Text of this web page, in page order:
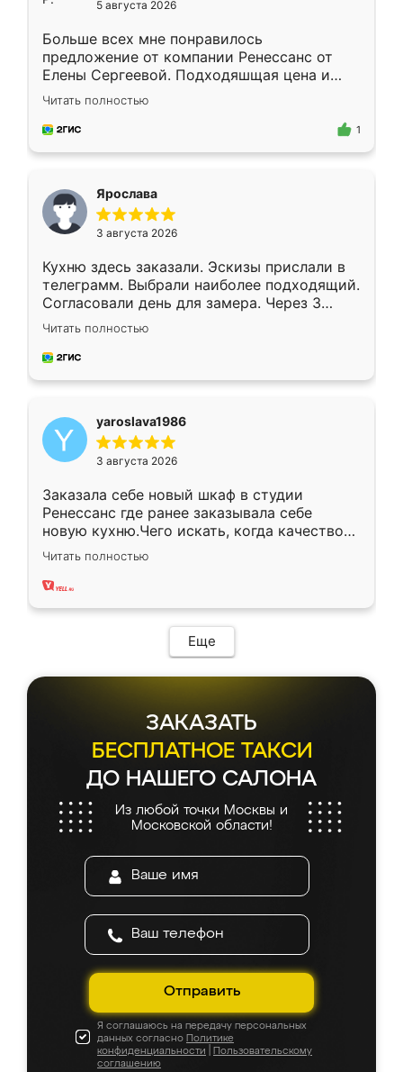
5 августа 2026
Больше всех мне понравилось
предложение от компании Ренессанс от
Елены Сергеевой. Подходяшщая цена и
короткие сроки изготовления. Приехавший
для замера сотрудник Владислав
предложил по моему эскизу самый
Читать полностью
1
Ярослава
3 августа 2026
Кухню здесь заказали. Эскизы прислали в
телеграмм. Выбрали наиболее подходящий.
Согласовали день для замера. Через 3
недели кухня была уже готова. Остались
довольны работой. Спасибо Ренессанс
мебель за качественную работу!
Читать полностью
yaroslava1986
3 августа 2026
Заказала себе новый шкаф в студии
Ренессанс где ранее заказывала себе
новую кухню.Чего искать, когда качеством
вполне довольна. Служит кухня уже почти
два года, нареканий нет.
Читать полностью
Еще
ЗАКАЗАТЬ
БЕСПЛАТНОЕ ТАКСИ
ДО НАШЕГО САЛОНА
Из любой точки Москвы и
Московской области!
Отправить
Я соглашаюсь на передачу персональных
данных согласно Политике
конфиденциальности
Пользовательскому
соглашению